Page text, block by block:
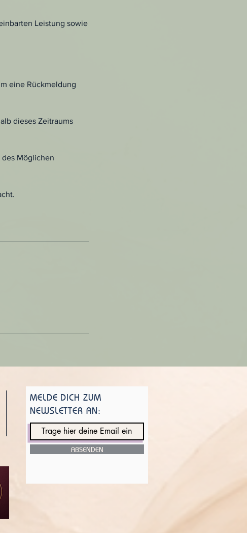
Leistung sowie
eine Rückmeldung
dieses Zeitraums
Möglichen
MELDE DICH ZUM
NEWSLETTER AN:
ABSENDEN